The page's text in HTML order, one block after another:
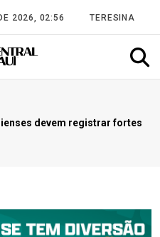
2026, 02:56 TERESINA
devem registrar fortes